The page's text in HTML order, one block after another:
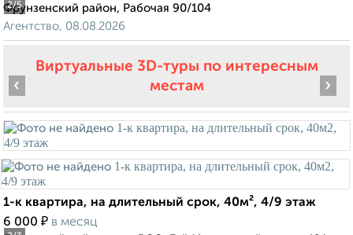
2/5
Фрунзенский район, Рабочая 90/104
Агентство, 08.08.2026
Виртуальные 3D-туры по интересным
местам
‹ ›
1-к квартира, на длительный срок, 40м², 4/9 этаж
6 000 ₽ в месяц